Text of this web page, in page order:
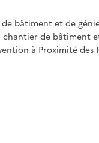
bâtiment et de
de bâtiment
à Proximité des